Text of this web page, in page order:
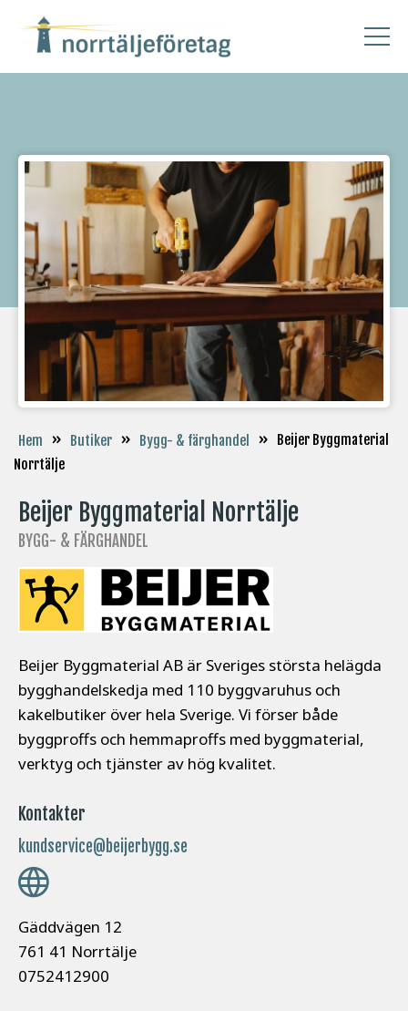
Hem » Butiker » Bygg- & färghandel »
Beijer Byggmaterial
Norrtälje
Beijer Byggmaterial Norrtälje
BYGG- & FÄRGHANDEL
Beijer Byggmaterial AB är Sveriges största helägda
bygghandelskedja med 110 byggvaruhus och
kakelbutiker över hela Sverige. Vi förser både
byggproffs och hemmaproffs med byggmaterial,
verktyg och tjänster av hög kvalitet.
Kontakter
kundservice@beijerbygg.se
Gäddvägen 12
761 41 Norrtälje
0752412900